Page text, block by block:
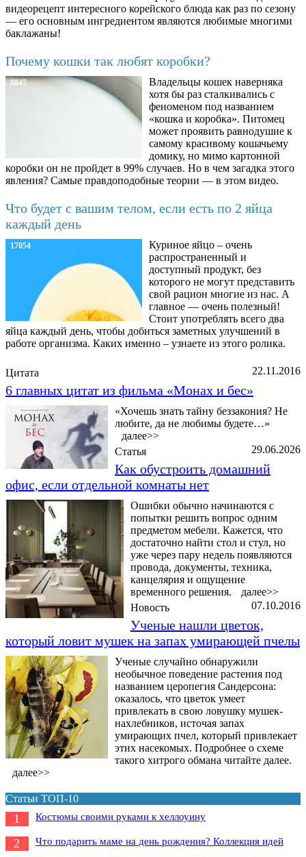
видеорецепт интересного корейского блюда как раз по сезону
— его основным ингредиентом являются любимые многими
баклажаны!
Почему кошки так любят коробки?
8845
Владельцы кошек наверняка
хотя бы раз сталкивались с
феноменом под названием
«кошка и коробка». Питомец
может проявить равнодушие к
самому красивому кошачьему
домику, но мимо картонной
коробки он не пройдет в 99% случаев. Но в чем загадка этого
явления? Самые правдоподобные теории — в этом видео.
Что будет с вашим телом, если есть по 2 яйца
каждый день
17054
Куриное яйцо – очень
распространенный и
доступный продукт, без
которого не могут представить
свой рацион многие из нас. А
главное — очень полезный!
Стоит употреблять всего два
яйца каждый день, чтобы добиться заметных улучшений в
работе организма. Каких именно – узнаете из этого ролика.
22.11.2016
Цитата
6 главных цитат из фильма «Монах и бес»
«Хочешь знать тайну беззакония? Не
любите, да не любимы будете…»
далее>>
29.06.2026
Статья
Как обустроить домашний
офис, если отдельной комнаты нет
Ошибки обычно начинаются с
попытки решить вопрос одним
предметом мебели. Кажется, что
достаточно найти стол и стул, но
уже через пару недель появляются
провода, документы, техника,
канцелярия и ощущение
временного решения.
далее>>
07.10.2016
Новость
Ученые нашли цветок,
который ловит мушек на запах умирающей пчелы
Ученые случайно обнаружили
необычное поведение растения под
названием церопегия Сандерсона:
оказалось, что цветок умеет
привлекать в свою ловушку мушек-
нахлебников, источая запах
умирающих пчел, который привлекает
этих насекомых. Подробнее о схеме
такого хитрого обмана читайте далее.
далее>>
Статьи ТОП-10
1 Костюмы своими руками к хеллоуину
2 Что подарить маме на день рождения? Коллекция идей